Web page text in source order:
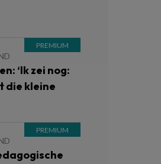
‘Ik zei nog:
die kleine